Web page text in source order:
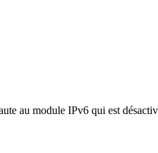
au module IPv6 qui est